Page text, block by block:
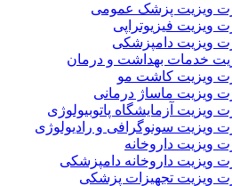
ویزیت پزشک عمومی
ویزیت فیزیوتراپی
ویزیت دامپزشکی
خدمات بهداشت و درمان
ویزیت کاشت مو
ویزیت ماساژ درمانی
ویزیت آزمایشگاه پاتوبیولوژی
ویزیت سونوگرافی و رادیولوژی
ویزیت داروخانه
ویزیت داروخانه دامپزشکی
ویزیت تجهیزات پزشکی